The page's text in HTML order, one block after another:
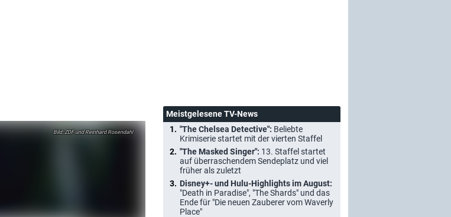
ZDF und Reinhard Rosendahl
Meistgelesene TV-News
"The Chelsea Detective": Beliebte
Krimiserie startet mit der vierten Staffel
"The Masked Singer": 13. Staffel startet
auf überraschendem Sendeplatz und viel
früher als zuletzt
Disney+- und Hulu-Highlights im August:
"Death in Paradise", "The Shards" und das
Ende für "Die neuen Zauberer vom Waverly
Place"